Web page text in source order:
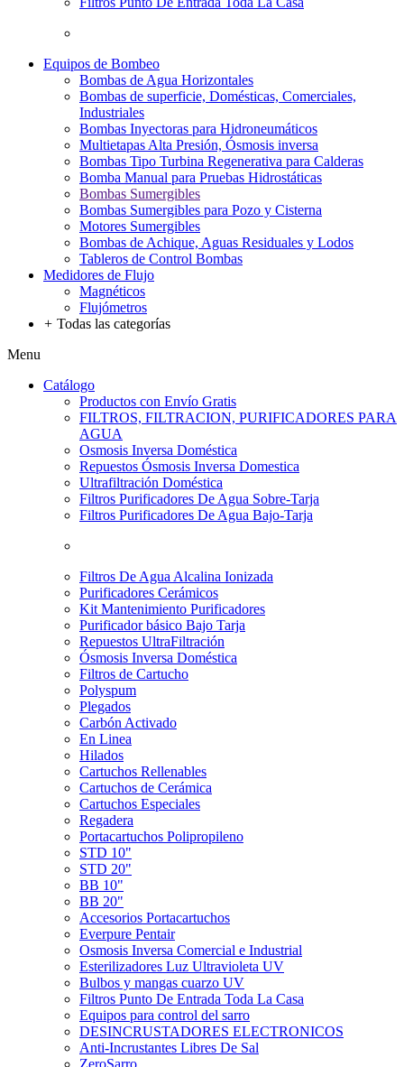
Equipos de Bombeo
Bombas de Agua Horizontales
Bombas de superficie, Domésticas, Comerciales,
Industriales
Bombas Inyectoras para Hidroneumáticos
Multietapas Alta Presión, Ósmosis inversa
Bombas Tipo Turbina Regenerativa para Calderas
Bomba Manual para Pruebas Hidrostáticas
Bombas Sumergibles
Bombas Sumergibles para Pozo y Cisterna
Motores Sumergibles
Bombas de Achique, Aguas Residuales y Lodos
Tableros de Control Bombas
Medidores de Flujo
Magnéticos
Flujómetros
+ Todas las categorías
Menu
Catálogo
Productos con Envío Gratis
FILTROS, FILTRACION, PURIFICADORES PARA
AGUA
Osmosis Inversa Doméstica
Repuestos Ósmosis Inversa Domestica
Ultrafiltración Doméstica
Filtros Purificadores De Agua Sobre-Tarja
Filtros Purificadores De Agua Bajo-Tarja
Filtros De Agua Alcalina Ionizada
Purificadores Cerámicos
Kit Mantenimiento Purificadores
Purificador básico Bajo Tarja
Repuestos UltraFiltración
Ósmosis Inversa Doméstica
Filtros de Cartucho
Polyspum
Plegados
Carbón Activado
En Linea
Hilados
Cartuchos Rellenables
Cartuchos de Cerámica
Cartuchos Especiales
Regadera
Portacartuchos Polipropileno
STD 10"
STD 20"
BB 10"
BB 20"
Accesorios Portacartuchos
Everpure Pentair
Osmosis Inversa Comercial e Industrial
Esterilizadores Luz Ultravioleta UV
Bulbos y mangas cuarzo UV
Filtros Punto De Entrada Toda La Casa
Equipos para control del sarro
DESINCRUSTADORES ELECTRONICOS
Anti-Incrustantes Libres De Sal
ZeroSarro